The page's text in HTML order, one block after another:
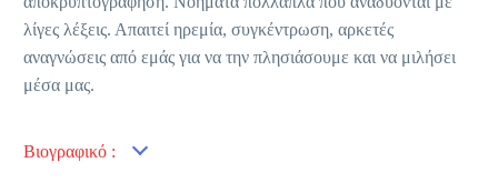
λίγες λέξεις. Απαιτεί ηρεμία, συγκέντρωση, αρκετές
αναγνώσεις από εμάς για να την πλησιάσουμε και να μιλήσει
μέσα μας.
Βιογραφικό :